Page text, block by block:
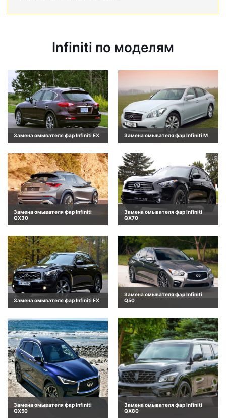
Infiniti по моделям
Замена омывателя фар Infiniti EX Замена омывателя фар Infiniti M
Замена омывателя фар Infiniti
QX30
Замена омывателя фар Infiniti
QX70
Замена омывателя фар Infiniti FX
Замена омывателя фар Infiniti
Q50
Замена омывателя фар Infiniti
QX50
Замена омывателя фар Infiniti
QX80